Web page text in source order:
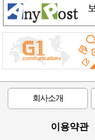
회사소개
이용약관